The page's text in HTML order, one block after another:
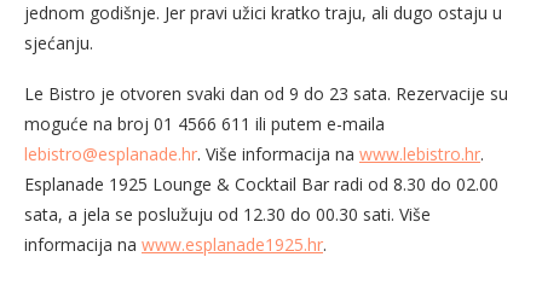
jednom godišnje. Jer pravi užici kratko traju, ali dugo ostaju u
sjećanju.
Le Bistro je otvoren svaki dan od 9 do 23 sata. Rezervacije su
moguće na broj 01 4566 611 ili putem e-maila
lebistro@esplanade.hr. Više informacija na www.lebistro.hr.
Esplanade 1925 Lounge & Cocktail Bar radi od 8.30 do 02.00
sata, a jela se poslužuju od 12.30 do 00.30 sati. Više
informacija na www.esplanade1925.hr.